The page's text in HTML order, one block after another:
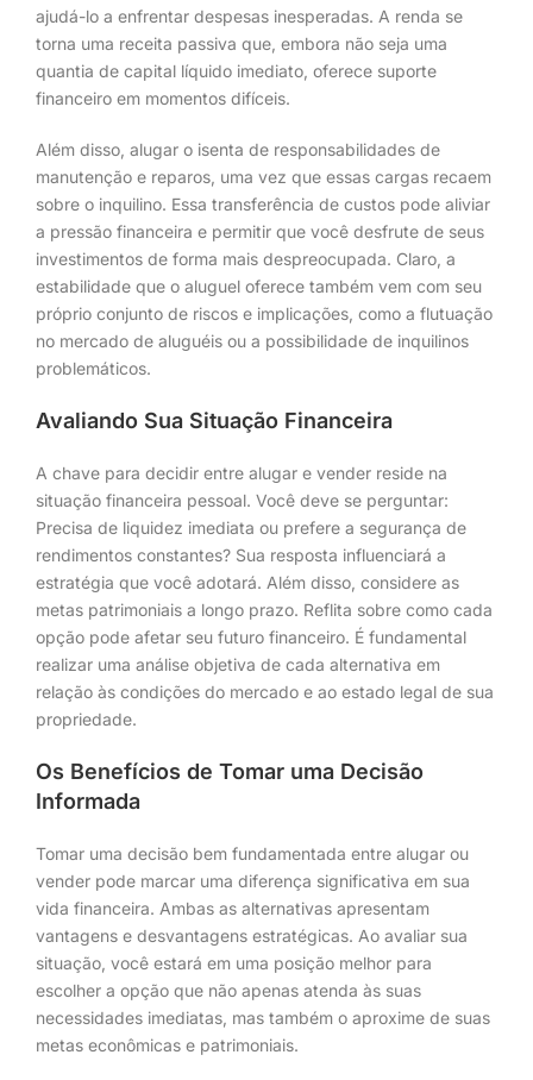
ajudá-lo a enfrentar despesas inesperadas. A renda se
torna uma receita passiva que, embora não seja uma
quantia de capital líquido imediato, oferece suporte
financeiro em momentos difíceis.
Além disso, alugar o isenta de responsabilidades de
manutenção e reparos, uma vez que essas cargas recaem
sobre o inquilino. Essa transferência de custos pode aliviar
a pressão financeira e permitir que você desfrute de seus
investimentos de forma mais despreocupada. Claro, a
estabilidade que o aluguel oferece também vem com seu
próprio conjunto de riscos e implicações, como a flutuação
no mercado de aluguéis ou a possibilidade de inquilinos
problemáticos.
Avaliando Sua Situação Financeira
A chave para decidir entre alugar e vender reside na
situação financeira pessoal. Você deve se perguntar:
Precisa de liquidez imediata ou prefere a segurança de
rendimentos constantes? Sua resposta influenciará a
estratégia que você adotará. Além disso, considere as
metas patrimoniais a longo prazo. Reflita sobre como cada
opção pode afetar seu futuro financeiro. É fundamental
realizar uma análise objetiva de cada alternativa em
relação às condições do mercado e ao estado legal de sua
propriedade.
Os Benefícios de Tomar uma Decisão
Informada
Tomar uma decisão bem fundamentada entre alugar ou
vender pode marcar uma diferença significativa em sua
vida financeira. Ambas as alternativas apresentam
vantagens e desvantagens estratégicas. Ao avaliar sua
situação, você estará em uma posição melhor para
escolher a opção que não apenas atenda às suas
necessidades imediatas, mas também o aproxime de suas
metas econômicas e patrimoniais.